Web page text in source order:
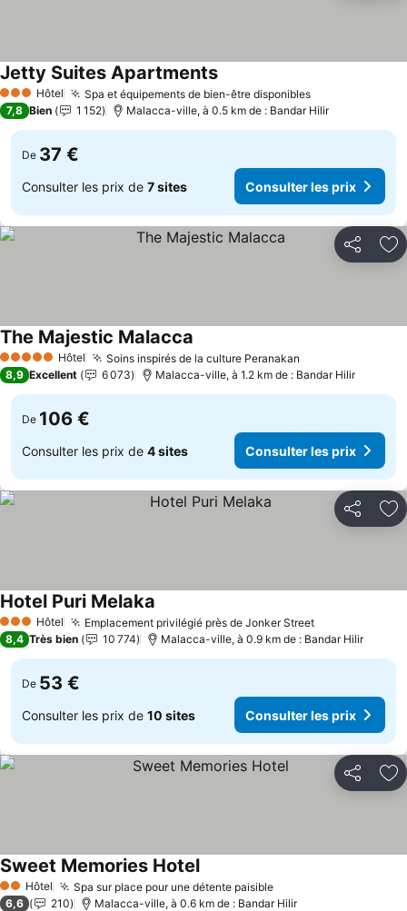
3 ÉtoilesHôtel Spa et équipements de bien-être disponiblesConsulter les
Jetty Suites ApartmentsConsulter les prix
7,8 Bien 1 152 Malacca-ville, à 0.5 km de : Bandar Hilir
De 37 €
Consulter les prix de 7 sites Consulter les prix
Partager
5 Étoiles Hôtel Soins inspirés de la culture Peranakan
The Majestic Malacca
8,9 Excellent 6 073 Malacca-ville, à 1.2 km de : Bandar Hilir
De 106 €
Consulter les prix de 4 sites Consulter les prix
Partager
3 ÉtoilesHôtel Emplacement privilégié près de Jonker StreetConsulter
Hotel Puri Melaka
8,4 Très bien 10 774 Malacca-ville, à 0.9 km de : Bandar Hilir
De 53 €
Consulter les prix de 10 sites Consulter les prix
Partager
2 Étoiles
Hôtel Spa sur place pour une détente paisibleConsulter les prix
Sweet Memories HotelConsulter les prix
6,6 210 Malacca-ville, à 0.6 km de : Bandar Hilir